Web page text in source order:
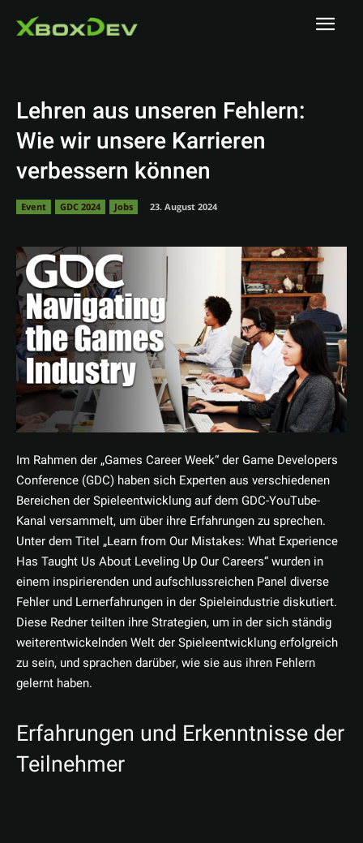
Lehren aus unseren Fehlern:
Wie wir unsere Karrieren
verbessern können
Event GDC 2024 Jobs 23. August 2024
Im Rahmen der „Games Career Week“ der Game Developers
Conference (GDC) haben sich Experten aus verschiedenen
Bereichen der Spieleentwicklung auf dem GDC-YouTube-
Kanal versammelt, um über ihre Erfahrungen zu sprechen.
Unter dem Titel „Learn from Our Mistakes: What Experience
Has Taught Us About Leveling Up Our Careers“ wurden in
einem inspirierenden und aufschlussreichen Panel diverse
Fehler und Lernerfahrungen in der Spieleindustrie diskutiert.
Diese Redner teilten ihre Strategien, um in der sich ständig
weiterentwickelnden Welt der Spieleentwicklung erfolgreich
zu sein, und sprachen darüber, wie sie aus ihren Fehlern
gelernt haben.
Erfahrungen und Erkenntnisse der
Teilnehmer